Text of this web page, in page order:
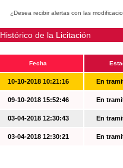
¿Desea recibir alertas con las
Histórico de la Licitación
Fecha
10-10-2018 10:21:16 En
09-10-2018 15:52:46 En
03-04-2018 12:30:43 En
03-04-2018 12:30:21 En